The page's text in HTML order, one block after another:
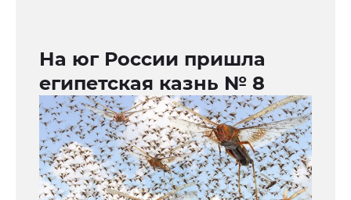
На юг России пришла
египетская казнь № 8